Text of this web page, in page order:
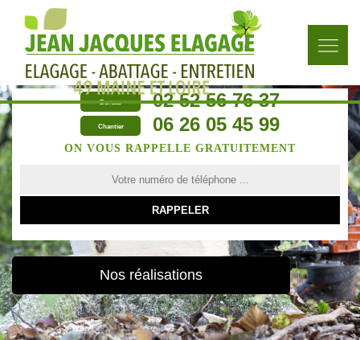
Bureau 02 52 56 76 37
Chantier 06 26 05 45 99
ON VOUS RAPPELLE GRATUITEMENT
Nos réalisations